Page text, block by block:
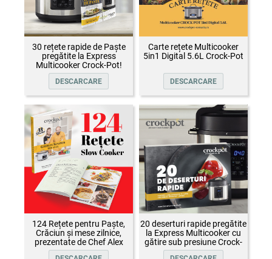
30 rețete rapide de Paște
pregătite la Express
Multicooker Crock-Pot!
DESCARCARE
Carte rețete Multicooker
5in1 Digital 5.6L Crock-Pot
DESCARCARE
124 Rețete pentru Paște,
Crăciun și mese zilnice,
prezentate de Chef Alex
Cîrțu și invitații săi
20 deserturi rapide pregătite
la Express Multicooker cu
gătire sub presiune Crock-
Pot